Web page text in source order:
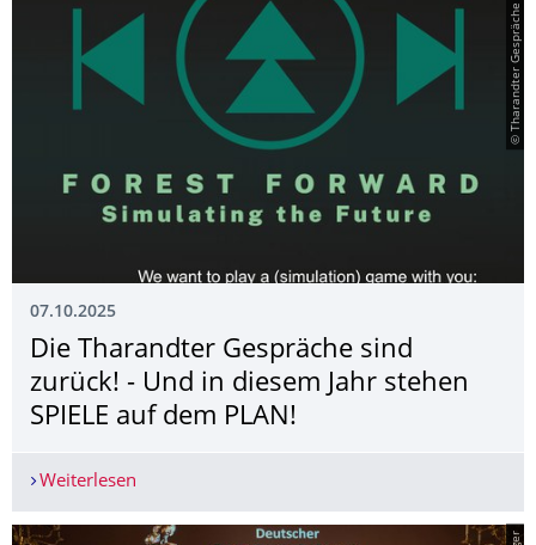
© Tharandter Gespräche
07.10.2025
Die Tharandter Gespräche sind
zurück! - Und in diesem Jahr stehen
SPIELE auf dem PLAN!
Weiterlesen